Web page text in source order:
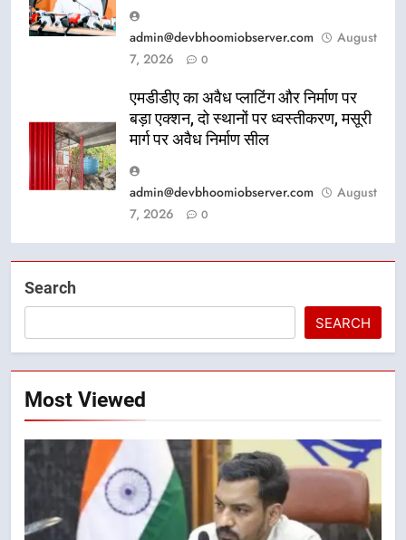
admin@devbhoomiobserver.com
August
7, 2026
0
एमडीडीए का अवैध प्लाटिंग और निर्माण पर
बड़ा एक्शन, दो स्थानों पर ध्वस्तीकरण, मसूरी
मार्ग पर अवैध निर्माण सील
admin@devbhoomiobserver.com
August
7, 2026
0
Search
SEARCH
Most Viewed